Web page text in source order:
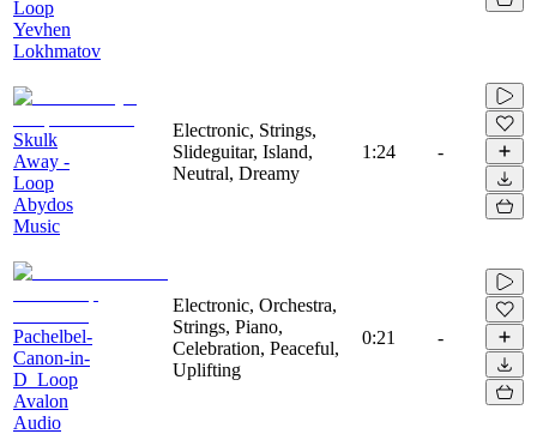
Loop
Yevhen
Lokhmatov
Skulk
Away -
Loop
Abydos
Music
Electronic, Strings,
Slideguitar, Island,
Neutral, Dreamy
1:24 -
Pachelbel-
Canon-in-
D_Loop
Avalon
Audio
Electronic, Orchestra,
Strings, Piano,
Celebration, Peaceful,
Uplifting
0:21 -